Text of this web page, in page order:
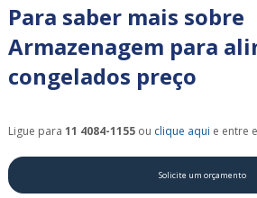
Para saber mais sobre
Armazenagem para
congelados preço
Ligue para 11 4084-1155 ou clique aqui e entre
Solicite um orçamento